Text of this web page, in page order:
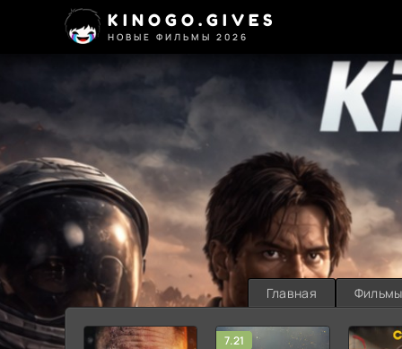
KINOGO.GIVES
НОВЫЕ ФИЛЬМЫ 2026
Главная Фильмы
7.21